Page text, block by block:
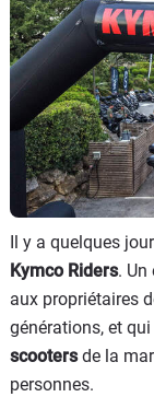
Il y a quelques
Kymco Riders. Un
aux propriétaires
générations, et
scootersde la
personnes.